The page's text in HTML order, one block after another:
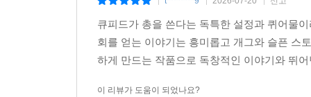
큐피드가 총을 쓴다는 독특한 설정과 퀴어물
회를 얻는 이야기는 흥미롭고 개그와 슬픈 스
하게 만드는 작품으로 독창적인 이야기와 뛰
이 리뷰가 도움이 되었나요?